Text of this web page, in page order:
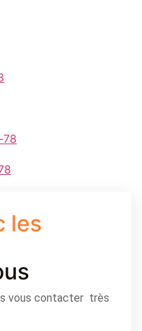
78
les
vous contacter très